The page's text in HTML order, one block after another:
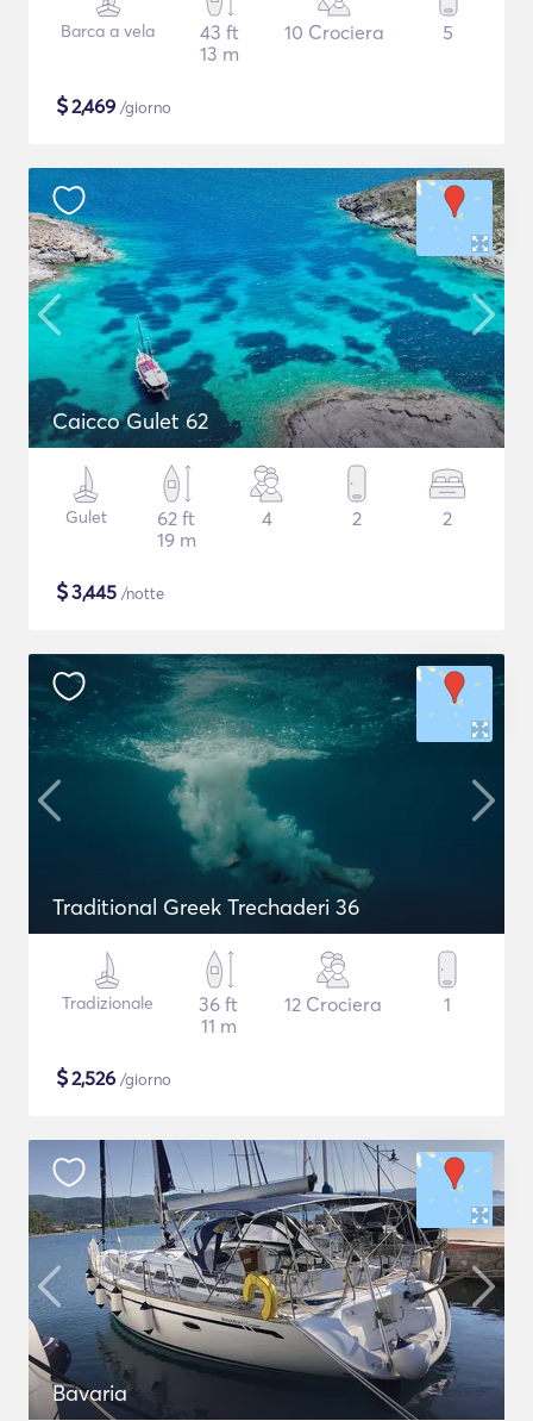
Barca a vela
43 ft
13 m
10 Crociera 5
$2,469 /giorno
Caicco Gulet 62
Gulet
62 ft
19 m
4 2 2
$3,445 /notte
Traditional Greek Trechaderi 36
Tradizionale
36 ft
11 m
12 Crociera 1
$2,526 /giorno
Bavaria